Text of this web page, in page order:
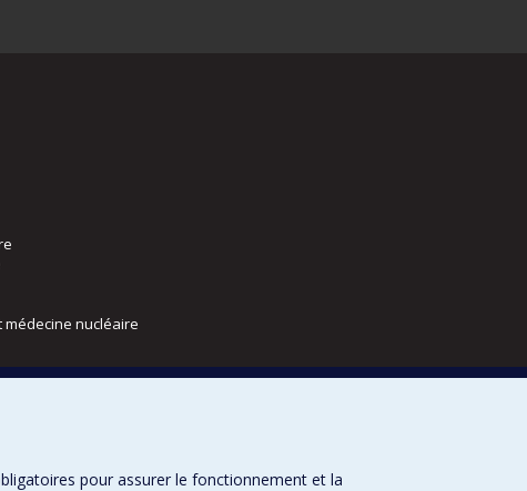
médecine nucléaire
pour assurer le fonctionnement et la